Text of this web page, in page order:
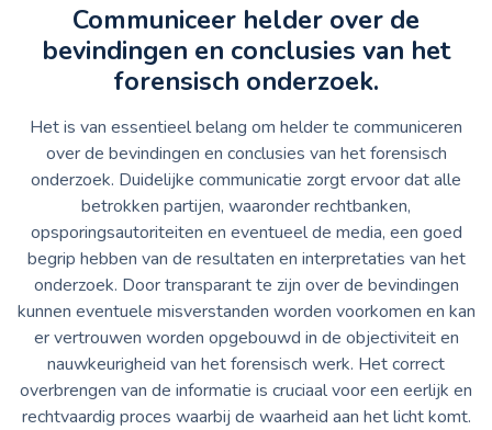
Communiceer helder over de
bevindingen en conclusies van het
forensisch onderzoek.
Het is van essentieel belang om helder te communiceren
over de bevindingen en conclusies van het forensisch
onderzoek. Duidelijke communicatie zorgt ervoor dat alle
betrokken partijen, waaronder rechtbanken,
opsporingsautoriteiten en eventueel de media, een goed
begrip hebben van de resultaten en interpretaties van het
onderzoek. Door transparant te zijn over de bevindingen
kunnen eventuele misverstanden worden voorkomen en kan
er vertrouwen worden opgebouwd in de objectiviteit en
nauwkeurigheid van het forensisch werk. Het correct
overbrengen van de informatie is cruciaal voor een eerlijk en
rechtvaardig proces waarbij de waarheid aan het licht komt.